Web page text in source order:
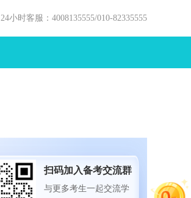
24小时客服：4008135555/010-82335555
扫码加入备考交流群
与更多考生一起交流学